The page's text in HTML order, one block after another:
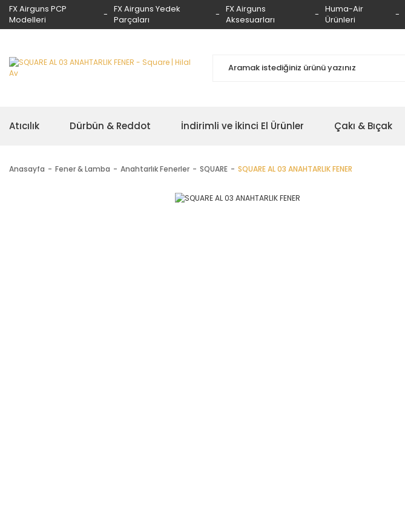
FX Airguns PCP
Modelleri
FX Airguns Yedek
Parçaları
FX Airguns
Aksesuarları
Huma-Air
Ürünleri
Atıcılık Dürbün & Reddot İndirimli ve İkinci El Ürünler Çakı & Bıçak
Anasayfa Fener & Lamba Anahtarlık Fenerler SQUARE SQUARE AL 03 ANAHTARLIK FENER